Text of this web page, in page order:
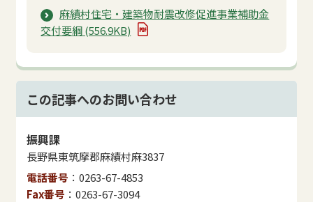
麻績村住宅・建築物耐震改修促進事業補助金
交付要綱 (556.9KB)
この記事へのお問い合わせ
振興課
長野県東筑摩郡麻績村麻3837
電話番号
0263-67-4853
Fax番号
0263-67-3094